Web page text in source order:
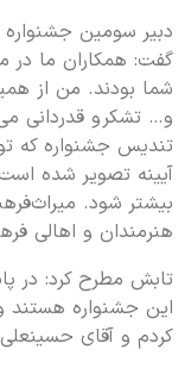
دبیر سومین جشنواره
گفت: همکاران ما در
شما بودند. من از
و… تشکر و قدردانی
تندیس جشنواره که
آیینه تصویر شده
بیشتر شود.
هنرمندان و اهالی
تابش مطرح کرد: در
این جشنواره هستند و
کردم و آقای حسینعلی